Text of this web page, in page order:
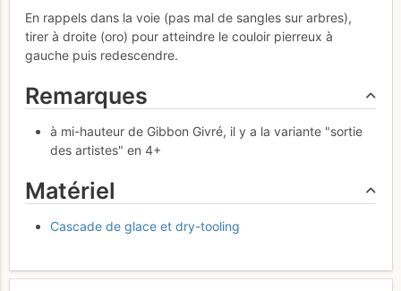
En rappels dans la voie (pas mal de sangles sur arbres),
tirer à droite (oro) pour atteindre le couloir pierreux à
gauche puis redescendre.
Remarques
à mi-hauteur de Gibbon Givré, il y a la variante "sortie
des artistes" en 4+
Matériel
Cascade de glace et dry-tooling